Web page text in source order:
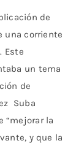
de
una corriente
Este
un tema
de
Suba
“mejorar la
y que la